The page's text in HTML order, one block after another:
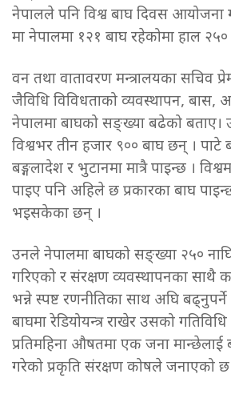
नेपालले पनि विश्व बाघ दिवस आयोजना
मा नेपालमा १२१ बाघ रहेकोमा हाल
वन तथा वातावरण मन्त्रालयका सचिव
जैविधि विविधताको व्यवस्थापन, बास,
नेपालमा बाघको सङ्ख्या बढेको
विश्वभर तीन हजार ९०० बाघ छन् । पाटे
बङ्गलादेश र भुटानमा मात्रै पाइन्छ ।
पाइए पनि अहिले छ प्रकारका बाघ
भइसकेका छन् ।
उनले नेपालमा बाघको सङ्ख्या २५०
गरिएको र संरक्षण व्यवस्थापनका साथै
भन्ने स्पष्ट रणनीतिका साथ अघि
बाघमा रेडियोयन्त्र राखेर उसको
प्रतिमहिना औषतमा एक जना
गरेको प्रकृति संरक्षण कोषले जनाएको छ